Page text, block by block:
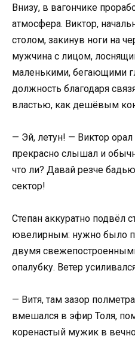
Внизу, в вагончике
атмосфера. Виктор,
столом, закинув ноги на
мужчина с лицом,
маленькими, бегающими
должность благодаря
властью, как дешёвым
— Эй, летун! — Виктор
прекрасно слышал и
что ли? Давай резче
сектор!
Степан аккуратно подвёл
ювелирным: нужно было
двумя
опалубку. Ветер
— Витя, там зазор
вмешался в эфир Толя,
коренастый мужик в